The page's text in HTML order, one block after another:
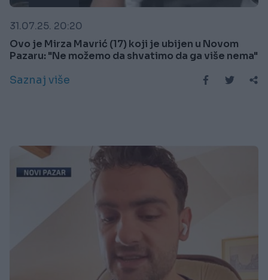
31.07.25. 20:20
Ovo je Mirza Mavrić (17) koji je ubijen u Novom
Pazaru: "Ne možemo da shvatimo da ga više nema"
Saznaj više